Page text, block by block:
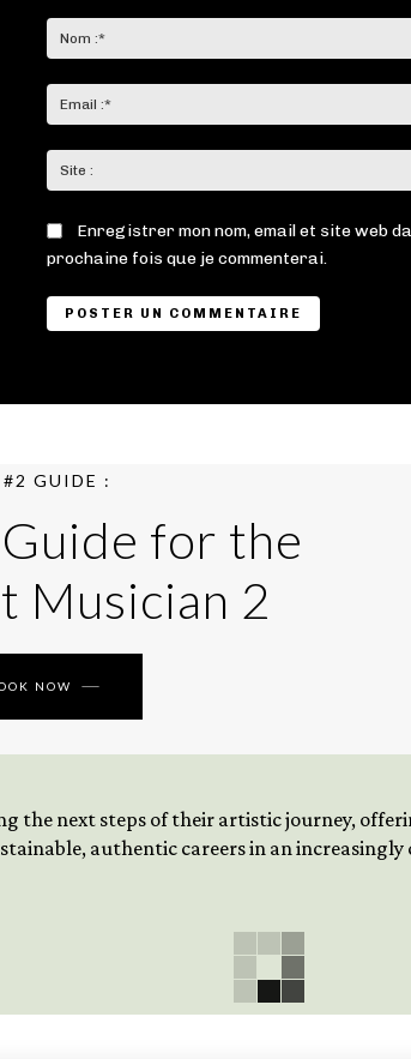
Enregistrer mon nom, email et site web
prochaine fois que je commenterai.
GUIDE :
for the
Musician 2
NOW
the next steps of their artistic journey,
authentic careers in an